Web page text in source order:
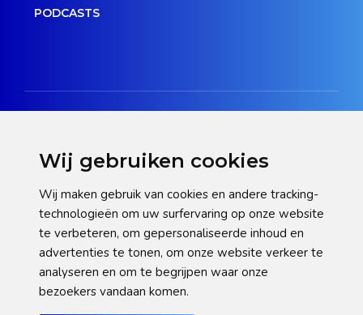
Wij gebruiken cookies
Wij maken gebruik van cookies en andere tracking-
technologieën om uw surfervaring op onze website
te verbeteren, om gepersonaliseerde inhoud en
advertenties te tonen, om onze website verkeer te
analyseren en om te begrijpen waar onze
bezoekers vandaan komen.
PODCASTS
Privacy verklaring
Cookie statement
Pas hier uw cookie-instellingen aan